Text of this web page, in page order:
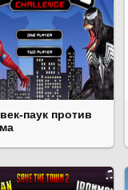
паук против